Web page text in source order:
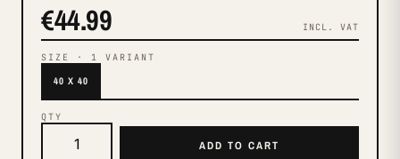
€44.99 INCL. VAT
SIZE · 1 VARIANT
40 X 40
QTY
ADD TO CART